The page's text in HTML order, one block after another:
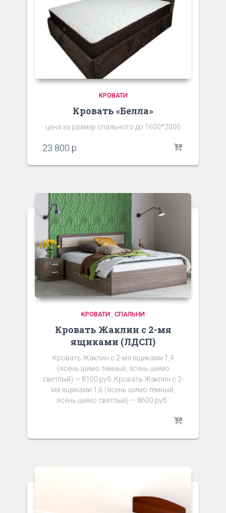
КРОВАТИ
Кровать «Белла»
цена за размер спального до 1600*2000
23 800 р.
КРОВАТИ , СПАЛЬНИ
Кровать Жаклин с 2-мя
ящиками (ЛДСП)
Кровать Жаклин с 2-мя ящиками 1,4
(ясень шимо темный, ясень шимо
светлый) — 8100 руб.;Кровать Жаклин с 2-
мя ящиками 1,6 (ясень шимо темный,
ясень шимо светлый) — 8600 руб.